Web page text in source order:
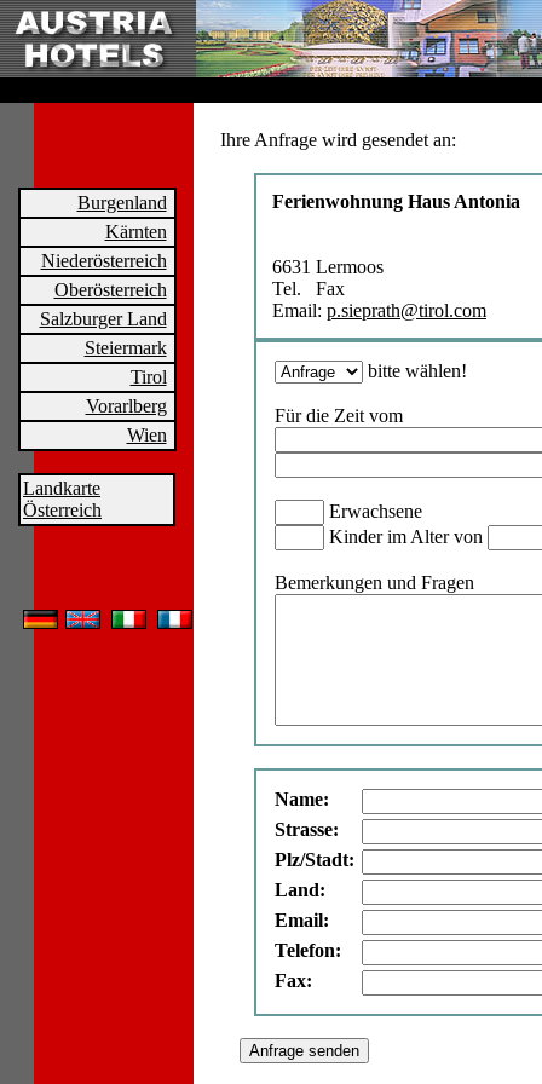
Burgenland
Kärnten
Niederösterreich
Oberösterreich
Salzburger Land
Steiermark
Tirol
Vorarlberg
Wien
Landkarte
Österreich
Ihre Anfrage wird gesendet an:
Ferienwohnung Haus Antonia
6631 Lermoos
Tel. Fax
Email: p.sieprath@tirol.com
bitte wählen!
Für die Zeit vom
Erwachsene
Kinder im Alter von
Bemerkungen und Fragen
Name:
Strasse:
Plz/Stadt:
Land:
Email:
Telefon:
Fax: